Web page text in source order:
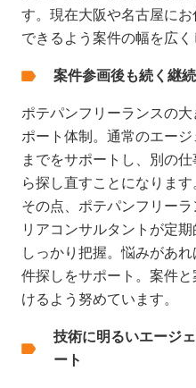
す。現在大阪や名古屋に
できるよう案件の幅を広く
案件参画後も続く継
ポテパンフリーランスの
ポート体制。通常のエー
までをサポートし、別の
ら探し直すことになります
その点、ポテパンフリー
リアコンサルタントが定
しっかり把握。悩みがあ
件探しをサポート。案件
けるよう努めています。
技術に明るいエージ
ート